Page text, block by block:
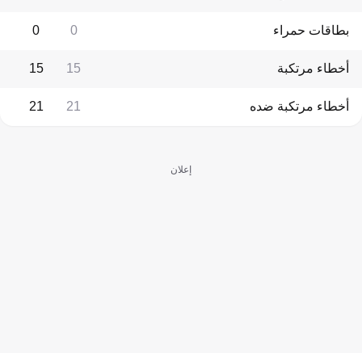
بطاقات حمراء 0
0
أخطاء مرتكبة 15
15
أخطاء مرتكبة ضده 21
21
إعلان